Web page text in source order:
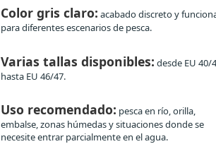
Color gris claro: acabado discreto y
para diferentes escenarios de pesca.
Varias tallas disponibles: desde EU 40/
hasta EU 46/47.
Uso recomendado: pesca en río, orilla,
embalse, zonas húmedas y situaciones donde se
necesite entrar parcialmente en el agua.